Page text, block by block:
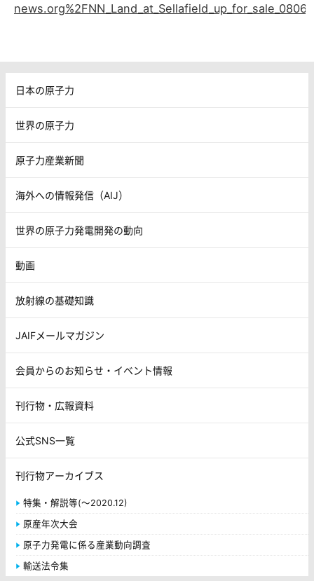
日本の原子力
世界の原子力
原子力産業新聞
海外への情報発信（AIJ）
世界の原子力発電開発の動向
動画
放射線の基礎知識
JAIFメールマガジン
会員からのお知らせ・イベント情報
刊行物・広報資料
公式SNS一覧
刊行物アーカイブス
特集・解説等(～2020.12)
原産年次大会
原子力発電に係る産業動向調査
輸送法令集